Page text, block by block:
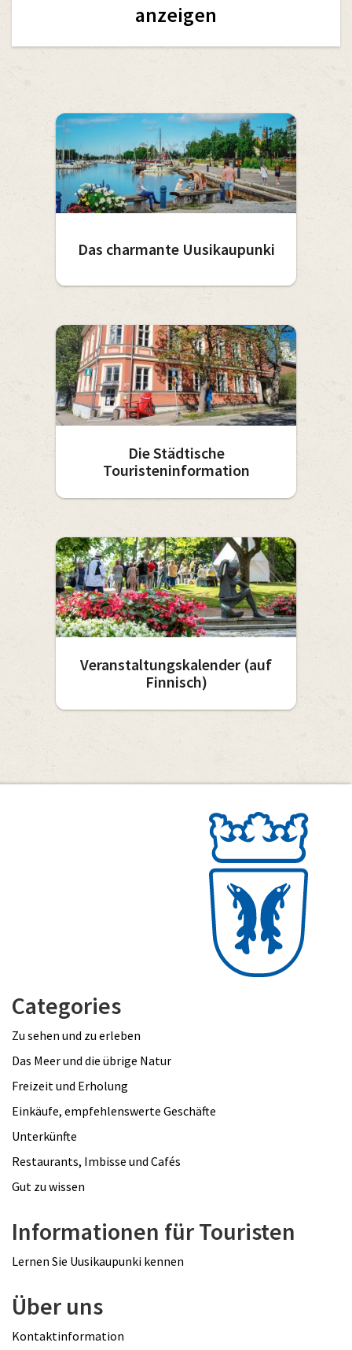
anzeigen
Das charmante Uusikaupunki
Die Städtische
Touristeninformation
Veranstaltungskalender (auf
Finnisch)
Categories
Zu sehen und zu erleben
Das Meer und die übrige Natur
Freizeit und Erholung
Einkäufe, empfehlenswerte Geschäfte
Unterkünfte
Restaurants, Imbisse und Cafés
Gut zu wissen
Informationen für Touristen
Lernen Sie Uusikaupunki kennen
Über uns
Kontaktinformation